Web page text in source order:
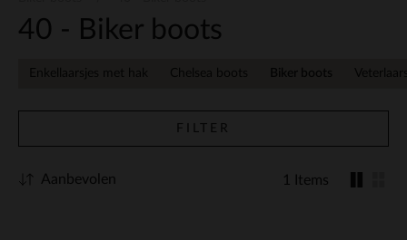
40 - Biker boots
Enkellaarsjes met hak Chelsea boots Biker boots
FILTER
1 Items
Aanbevolen